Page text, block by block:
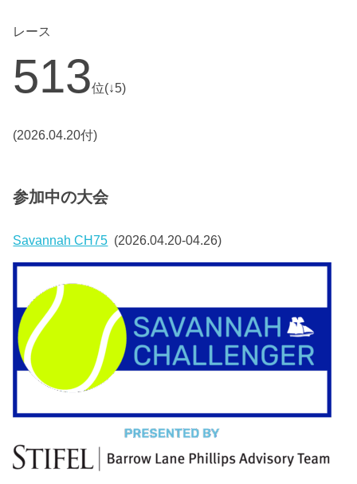
レース
513位(↓5)
(2026.04.20付)
参加中の大会
Savannah CH75 (2026.04.20-04.26)